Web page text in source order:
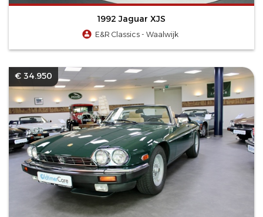
1992 Jaguar XJS
E&R Classics - Waalwijk
€ 34.950